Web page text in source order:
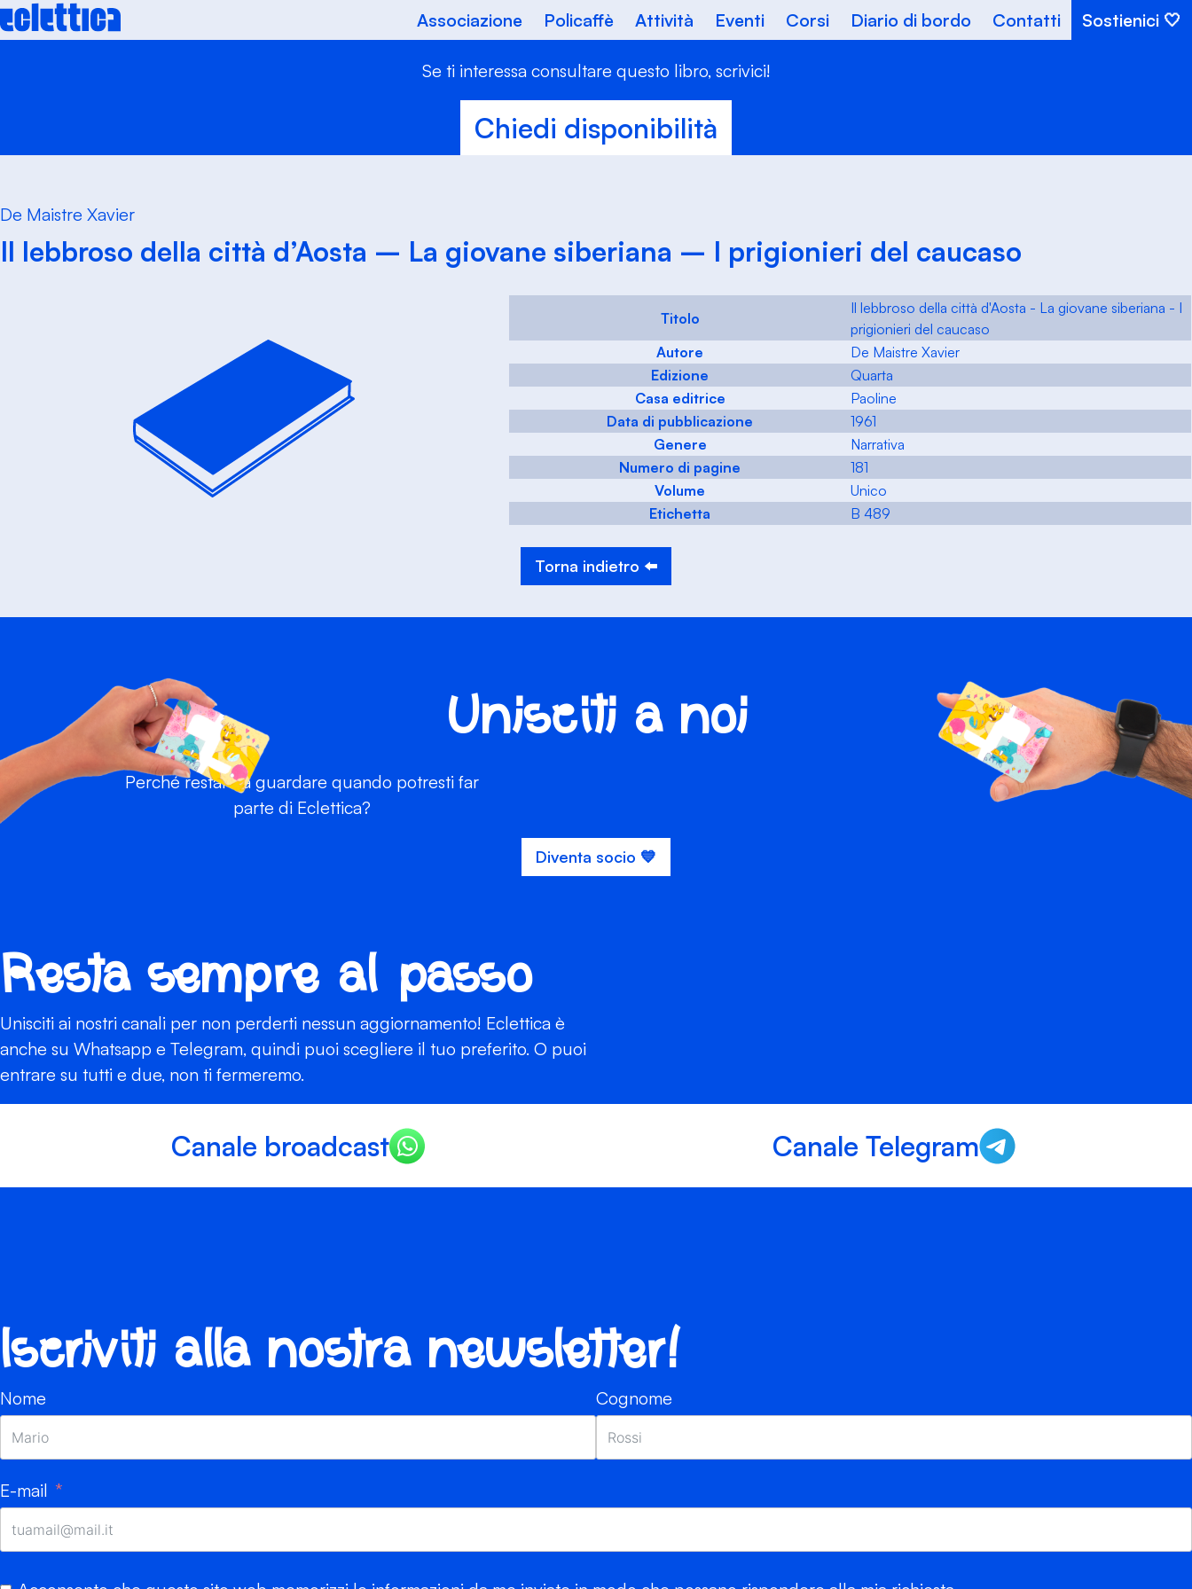
Skip
to
Associazione Policaffè Attività Eventi Corsi Diario di bordo Contatti Sostienici
Se ti interessa consultare questo libro, scrivici!
Chiedi disponibilità
De Maistre Xavier
Il lebbroso della città d’Aosta – La giovane siberiana – I prigionieri del caucaso
Titolo
Il lebbroso della città d'Aosta - La giovane siberiana - I
prigionieri del caucaso
Autore
De Maistre Xavier
Edizione
Quarta
Casa editrice
Paoline
Data di pubblicazione
1961
Genere
Narrativa
Numero di pagine
181
Volume
Unico
Etichetta
B 489
Torna indietro ⬅️
Unisciti a noi
Perché restare a guardare quando potresti far
parte di Eclettica?
Diventa socio 💙
Resta sempre al passo
Unisciti ai nostri canali per non perderti nessun aggiornamento! Eclettica è
anche su Whatsapp e Telegram, quindi puoi scegliere il tuo preferito. O puoi
entrare su tutti e due, non ti fermeremo.
Canale broadcast Canale Telegram
Iscriviti alla nostra newsletter!
Nome Cognome
E-mail